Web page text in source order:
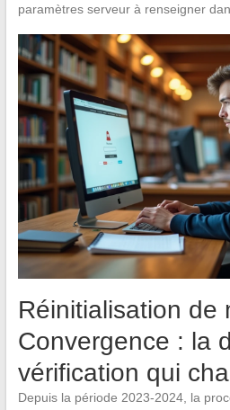
paramètres serveur à renseigner
Réinitialisation de
Convergence : la
vérification qui
Depuis la période 2023-2024, la